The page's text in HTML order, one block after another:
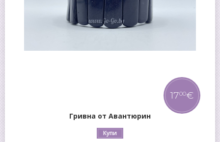
Гривна от Авантюрин
1700€
Купи